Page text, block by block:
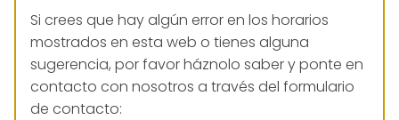
Si crees que hay algún error en los horarios
mostrados en esta web o tienes alguna
sugerencia, por favor háznolo saber y ponte en
contacto con nosotros a través del formulario
de contacto: